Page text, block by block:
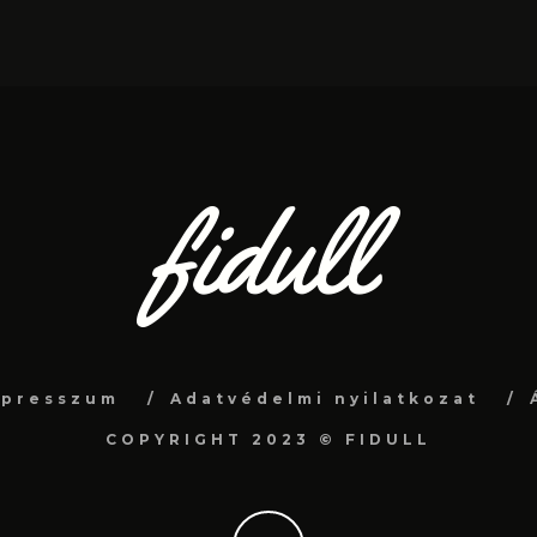
Adatvédelmi nyilatkozat
COPYRIGHT 2023 © FIDULL